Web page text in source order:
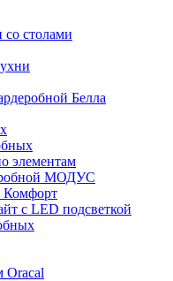
столами
Белла
элементам
МОДУС
Комфорт
с LED подсветкой
Oracal